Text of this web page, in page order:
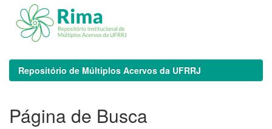
Repositório de Múltiplos Acervos da UFRRJ
Página de Busca